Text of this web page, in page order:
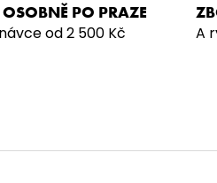
PO PRAZE
od 2 500 Kč
A